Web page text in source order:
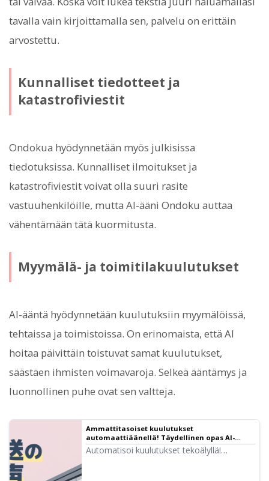
tavalla vain kirjoittamalla sen, palvelu on erittäin
arvostettu.
Kunnalliset tiedotteet ja
katastrofiviestit
Ondokua hyödynnetään myös julkisissa
tiedotuksissa. Kunnalliset ilmoitukset ja
katastrofiviestit voivat olla suuri rasite
vastuuhenkilöille, mutta AI-ääni Ondoku auttaa
vähentämään tätä kuormitusta.
Myymälä- ja toimitilakuulutukset
AI-ääntä hyödynnetään kuulutuksiin myymälöissä,
tehtaissa ja toimistoissa. On erinomaista, että AI
hoitaa päivittäin toistuvat samat kuulutukset,
säästäen ihmisten voimavaroja. Selkeä ääntämys ja
luonnollinen puhe ovat sen valtteja.
Ammattitasoiset kuulutukset
automaattiäänellä! Täydellinen opas AI-
kuulutuksiin | Tekstinlukunohjelmisto
Ondoku
Automatisoi kuulutukset tekoälyllä!